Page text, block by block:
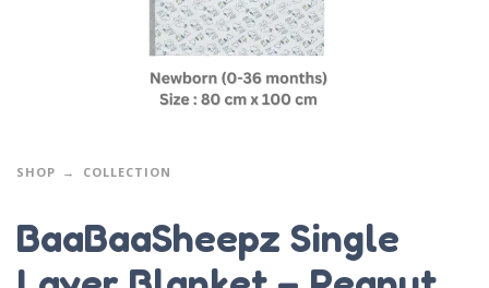
SHOP COLLECTION
BaaBaaSheepz Single